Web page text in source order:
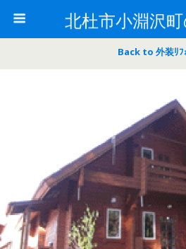
北杜市小淵沢
Back to 外装ﾘﾌ